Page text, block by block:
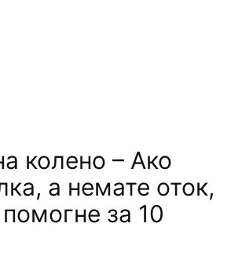
колено – Ако
а немате оток,
за 10